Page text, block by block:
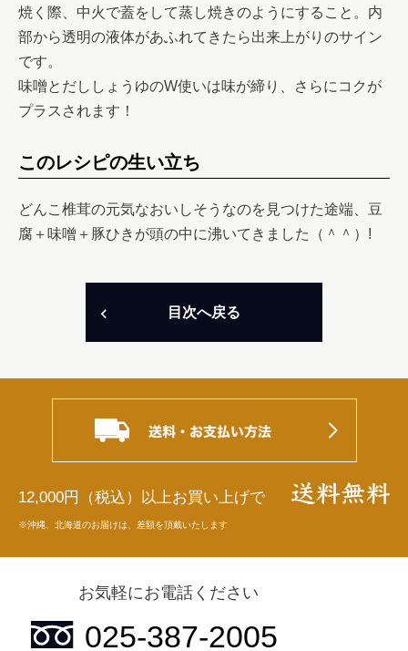
焼く際、中火で蓋をして蒸し焼きのようにすること。内
部から透明の液体があふれてきたら出来上がりのサイン
です。
味噌とだししょうゆのW使いは味が締り、さらにコクが
プラスされます！
このレシピの生い立ち
どんこ椎茸の元気なおいしそうなのを見つけた途端、豆
腐＋味噌＋豚ひきが頭の中に沸いてきました（＾＾）!
目次へ戻る
12,000円（税込）以上お買い上げで
※沖縄、北海道のお届けは、差額を頂戴いたします
お気軽にお電話ください